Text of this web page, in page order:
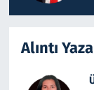
Alıntı